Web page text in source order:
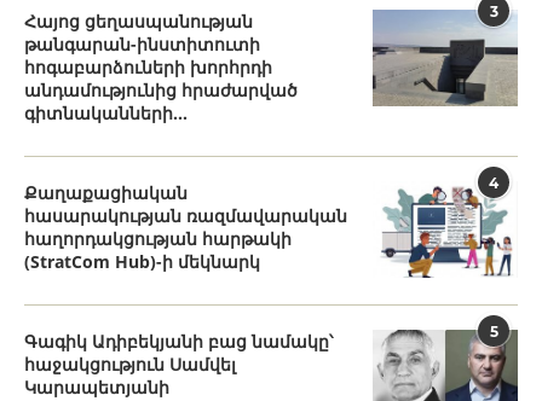
3
Հայոց ցեղասպանության
թանգարան-ինստիտուտի
հոգաբարձուների խորհրդի
անդամությունից հրաժարված
գիտնականների...
4
Քաղաքացիական
հասարակության ռազմավարական
հաղորդակցության հարթակի
(StratCom Hub)-ի մեկնարկ
5
Գագիկ Ադիբեկյանի բաց նամակը՝
հաջակցություն Սամվել
Կարապետյանի